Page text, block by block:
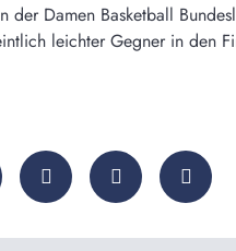
Damen Basketball
leichter Gegner in den